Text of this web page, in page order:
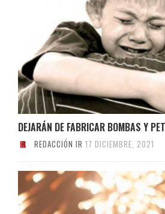
DEJARÁN DE FABRICAR BOMBAS Y
REDACCIÓN IR 17 DICIEMBRE, 2021